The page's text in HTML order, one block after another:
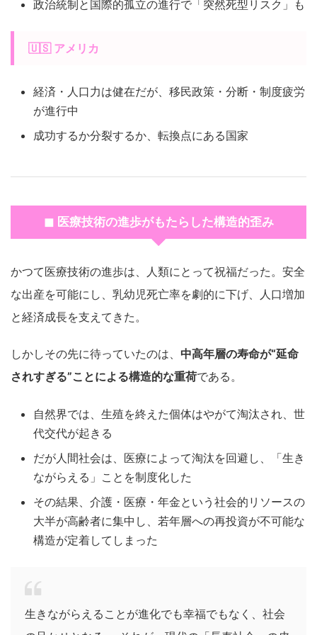
政治統制と国際的孤立の進行で「突然死型リスク」も
🇺🇸 アメリカ
経済・人口力は健在だが、移民政策・分断・制度疲労
が進行中
成功するか分裂するか、転換点にある国家
◼ 医療技術の進歩がもたらした構造的歪み
かつて医療技術の進歩は、人類にとって祝福だった。安全
な出産を可能にし、乳幼児死亡率を劇的に下げ、人口増加
と経済成長を支えてきた。
しかしその先に待っていたのは、 中高年層の寿命が“延命
されすぎる”ことによる構造的な重荷である。
自然界では、生殖を終えた個体はやがて淘汰され、世
代交代が起きる
だが人間社会は、医療によって淘汰を回避し、「生き
ながらえる」ことを制度化した
その結果、介護・医療・年金という社会的リソースの
大半が高齢者に集中し、若年層への再投資が不可能な
構造が定着してしまった
生きながらえることが進化でも幸福でもなく、社会